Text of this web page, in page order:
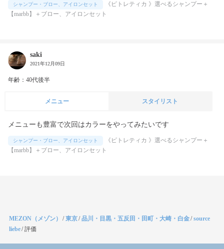
シャンプー・ブロー、アイロンセット
《ピトレティカ 》選べるシャンプー＋
【marbb】＋ブロー、アイロンセット
saki
2021年12月09日
年齢：40代後半
メニュー スタイリスト
メニューも豊富で次回はカラーをやってみたいです
シャンプー・ブロー、アイロンセット
《ピトレティカ 》選べるシャンプー＋
【marbb】＋ブロー、アイロンセット
MEZON（メゾン） /東京/品川・目黒・五反田・田町・大崎・白金/source
liebe/評価